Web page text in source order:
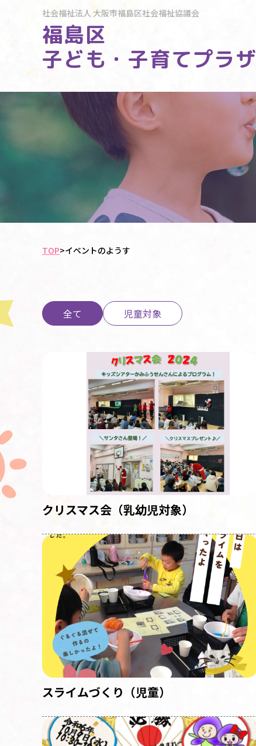
社会福祉法人大阪市福島区社会福祉協議会
福島区
子ども・子育てプラザ
TOP>イベントのようす
全て 児童対象
クリスマス会（乳幼児対象）
スライムづくり（児童）